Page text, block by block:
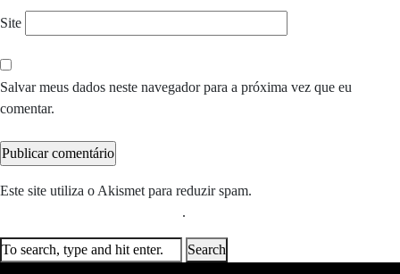
Site
Salvar meus dados neste navegador para a próxima vez que eu
comentar.
Este site utiliza o Akismet para reduzir spam.
.
Search